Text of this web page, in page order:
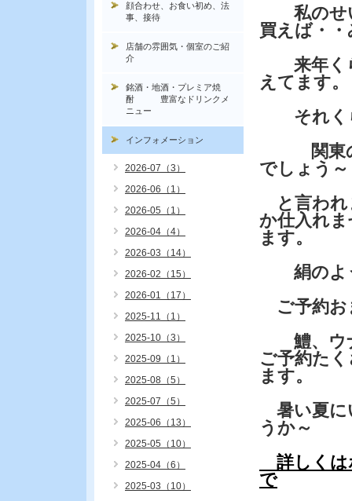
私のせ
買えば・
来年くら
えてます。
それく
関東の
でしょう
と言われ
か仕入れ
ます。
絹のよ
ご予約お
鱧、ウ
ご予約た
ます。
暑い夏に
うか～
詳しくは
で
顔合わせ、お食い初め、法
事、接待
店舗の雰囲気・個室のご紹
介
銘酒・地酒・プレミア焼
酎 豊富なドリンクメ
ニュー
インフォメーション
2026-07（3）
2026-06（1）
2026-05（1）
2026-04（4）
2026-03（14）
2026-02（15）
2026-01（17）
2025-11（1）
2025-10（3）
2025-09（1）
2025-08（5）
2025-07（5）
2025-06（13）
2025-05（10）
2025-04（6）
2025-03（10）